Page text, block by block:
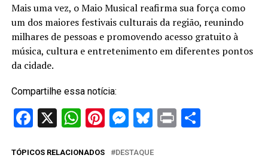
Mais uma vez, o Maio Musical reafirma sua força como
um dos maiores festivais culturais da região, reunindo
milhares de pessoas e promovendo acesso gratuito à
música, cultura e entretenimento em diferentes pontos
da cidade.
Compartilhe essa notícia:
Facebook
X WhatsApp
Pinterest
Messenger
Bluesky
PrintShare
TÓPICOS RELACIONADOS DESTAQUE